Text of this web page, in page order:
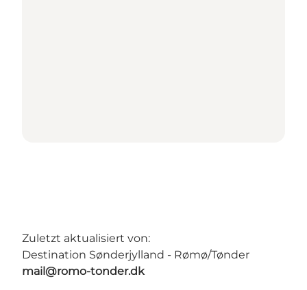
Zuletzt aktualisiert von:
Destination Sønderjylland - Rømø/Tønder
mail@romo-tonder.dk